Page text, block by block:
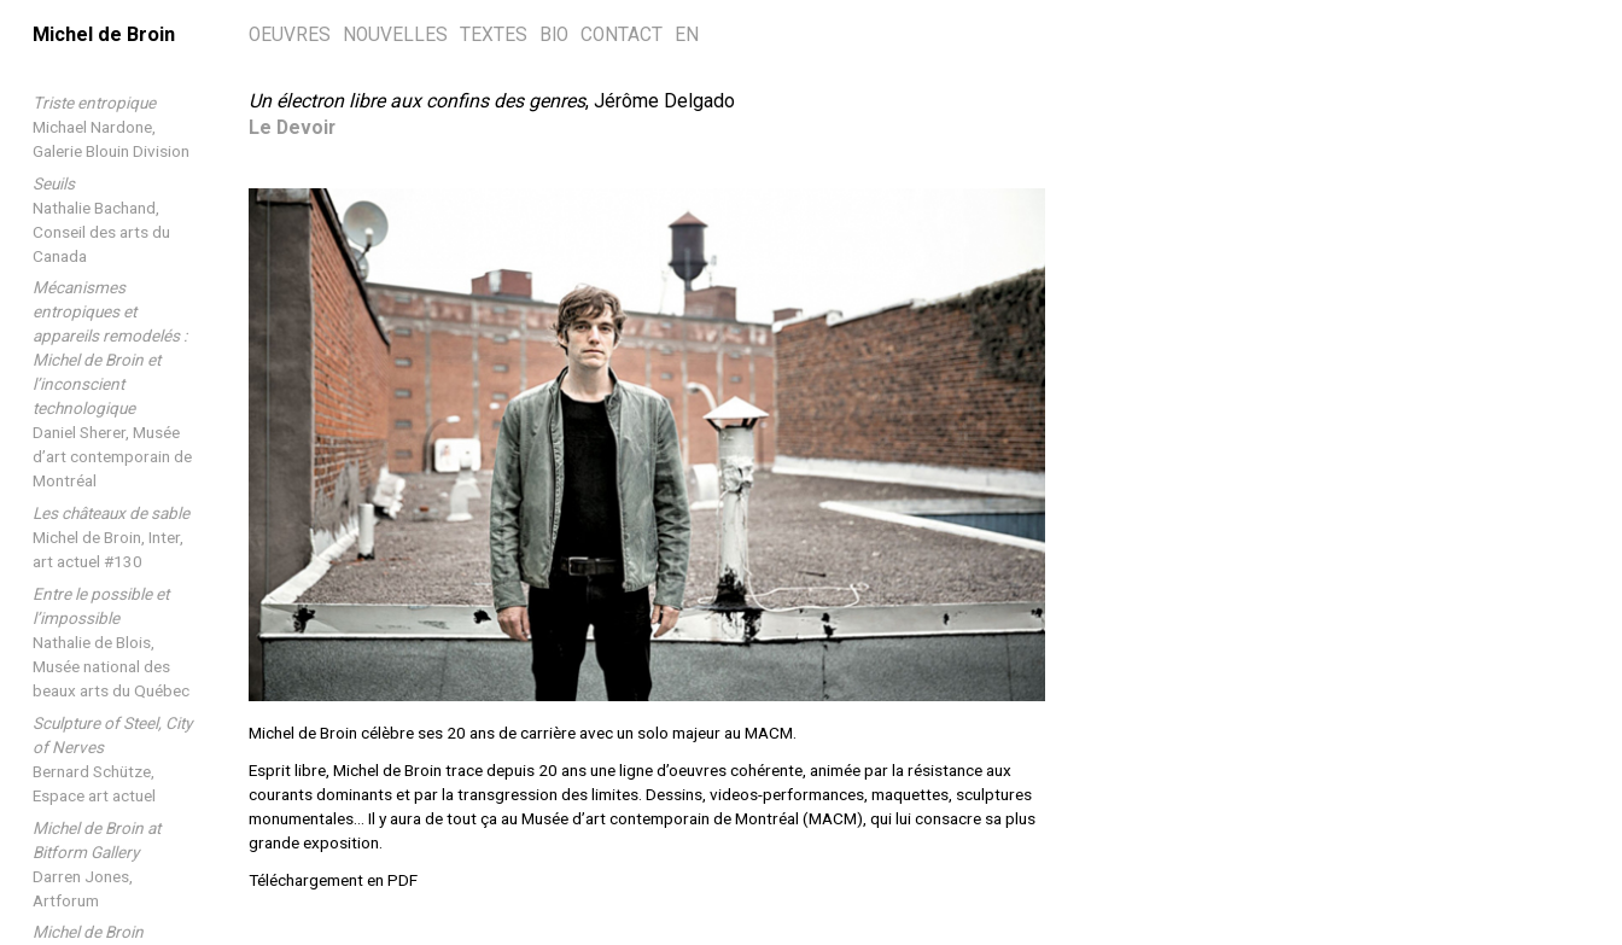
Michel de Broin OEUVRES NOUVELLES TEXTES BIO CONTACT EN
Triste entropique
Michael Nardone,
Galerie Blouin Division
Seuils
Nathalie Bachand,
Conseil des arts du
Canada
Mécanismes
entropiques et
appareils remodelés :
Michel de Broin et
l’inconscient
technologique
Daniel Sherer, Musée
d’art contemporain de
Montréal
Les châteaux de sable
Michel de Broin, Inter,
art actuel #130
Entre le possible et
l’impossible
Nathalie de Blois,
Musée national des
beaux arts du Québec
Sculpture of Steel, City
of Nerves
Bernard Schütze,
Espace art actuel
Michel de Broin at
Bitform Gallery
Darren Jones,
Artforum
Michel de Broin
Un électron libre aux confins des genres, Jérôme Delgado
Le Devoir
Michel de Broin célèbre ses 20 ans de carrière avec un solo majeur au MACM.
Esprit libre, Michel de Broin trace depuis 20 ans une ligne d’oeuvres cohérente, animée par la résistance aux
courants dominants et par la transgression des limites. Dessins, videos-performances, maquettes, sculptures
monumentales… Il y aura de tout ça au Musée d’art contemporain de Montréal (MACM), qui lui consacre sa plus
grande exposition.
Téléchargement en PDF